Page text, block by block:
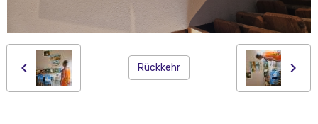
Rückkehr